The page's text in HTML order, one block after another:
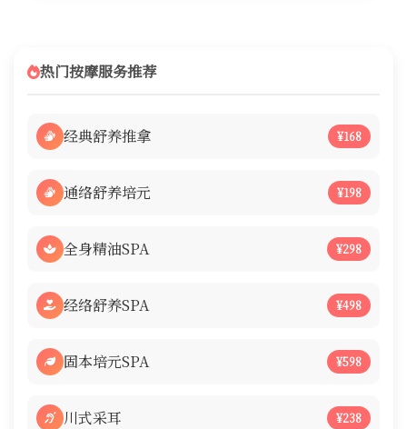
热门按摩服务推荐
经典舒养推拿 ¥168
通络舒养培元 ¥198
全身精油SPA ¥298
经络舒养SPA ¥498
固本培元SPA ¥598
川式采耳 ¥238